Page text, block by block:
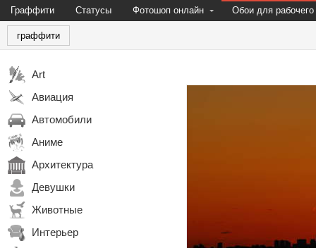
Граффити Статусы Фотошоп онлайн Обои для рабочего
граффити
Art
Авиация
Автомобили
Аниме
Архитектура
Девушки
Животные
Интерьер